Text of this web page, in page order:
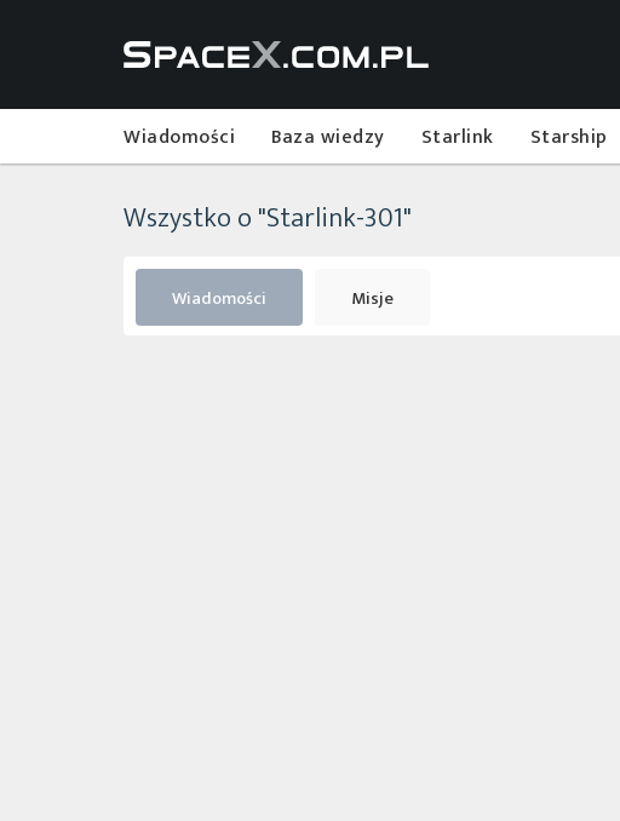
Wiadomości Baza wiedzy Starlink Starship
Wszystko o "Starlink-301"
Wiadomości Misje